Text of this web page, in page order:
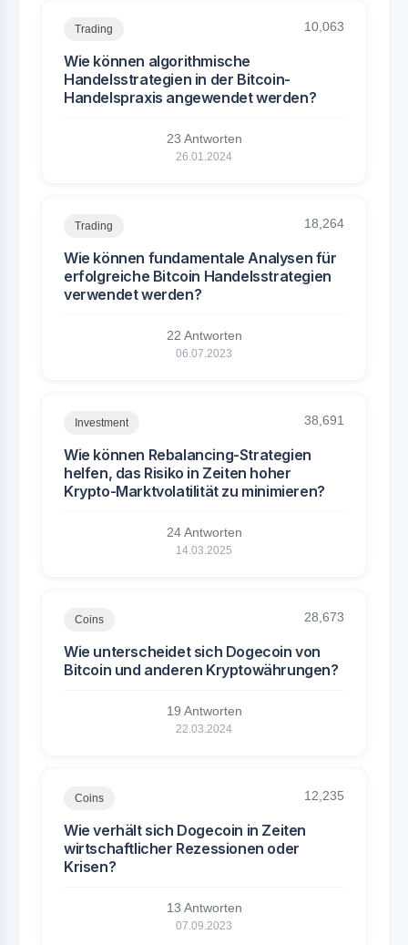
Trading 10,063
Wie können algorithmische
Handelsstrategien in der Bitcoin-
Handelspraxis angewendet werden?
23 Antworten
26.01.2024
Trading 18,264
Wie können fundamentale Analysen für
erfolgreiche Bitcoin Handelsstrategien
verwendet werden?
22 Antworten
06.07.2023
Investment 38,691
Wie können Rebalancing-Strategien
helfen, das Risiko in Zeiten hoher
Krypto-Marktvolatilität zu minimieren?
24 Antworten
14.03.2025
Coins 28,673
Wie unterscheidet sich Dogecoin von
Bitcoin und anderen Kryptowährungen?
19 Antworten
22.03.2024
Coins 12,235
Wie verhält sich Dogecoin in Zeiten
wirtschaftlicher Rezessionen oder
Krisen?
13 Antworten
07.09.2023